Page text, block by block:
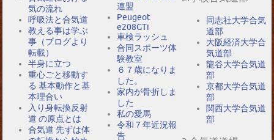
気の流れ
呼吸法と合気道
教える事は学ぶ
事（ブログより
転載）
半身に立つ
重心ごと移動す
る 基本動作と基
本理合い
入り身転換反射
道 の原点とは
合気道 先ずは体
連盟
Peugeot
e208GTi
車検ラッシュ
合同スポーツ体
験教室
６７歳になりま
した。
家内が骨折しま
した
私の愛馬
令和７年近況報
告
同志社大学合気
道部
大阪経済大学合
気道部
龍谷大学合気道
部
京都大学合気道
部
関西大学合気道
部